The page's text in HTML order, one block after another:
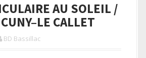
AU SOLEIL /
CALLET
BD Bassillac